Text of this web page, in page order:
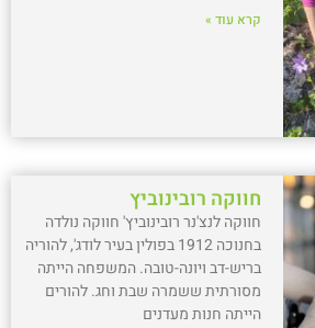
קרא עוד »
חווקה רובינוביץ
חווקה לנצ'נר רובינוביץ' חווקה נולדה
בחנוכה 1912 בפולין בעיר לודג', להוריה
בריש-דב ויונה-טובה. המשפחה הייתה
מסורתית ששמרה שבת וחג. להורים
הייתה חנות מעדנים